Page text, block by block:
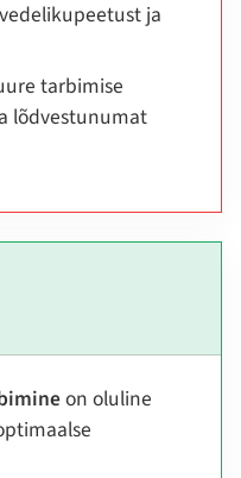
ja
tarbimise
lõdvestunumat
on oluline